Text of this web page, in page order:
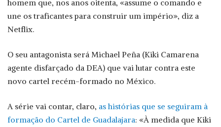
homem que, nos anos oitenta, «assume o comando e
une os traficantes para construir um império», diz a
Netflix.
O seu antagonista será Michael Peña (Kiki Camarena
agente disfarçado da DEA) que vai lutar contra este
novo cartel recém-formado no México.
A série vai contar, claro, as histórias que se seguiram à
formação do Cartel de Guadalajara: «À medida que Kiki